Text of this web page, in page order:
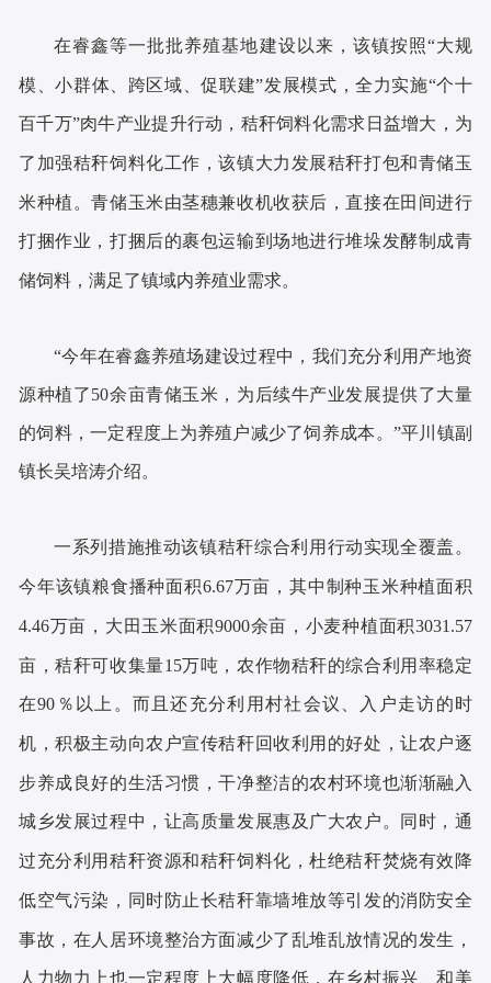
在睿鑫等一批批养殖基地建设以来，该镇按照“大规
模、小群体、跨区域、促联建”发展模式，全力实施“个十
百千万”肉牛产业提升行动，秸秆饲料化需求日益增大，为
了加强秸秆饲料化工作，该镇大力发展秸秆打包和青储玉
米种植。青储玉米由茎穗兼收机收获后，直接在田间进行
打捆作业，打捆后的裹包运输到场地进行堆垛发酵制成青
储饲料，满足了镇域内养殖业需求。
“今年在睿鑫养殖场建设过程中，我们充分利用产地资
源种植了50余亩青储玉米，为后续牛产业发展提供了大量
的饲料，一定程度上为养殖户减少了饲养成本。”平川镇副
镇长吴培涛介绍。
一系列措施推动该镇秸秆综合利用行动实现全覆盖。
今年该镇粮食播种面积6.67万亩，其中制种玉米种植面积
4.46万亩，大田玉米面积9000余亩，小麦种植面积3031.57
亩，秸秆可收集量15万吨，农作物秸秆的综合利用率稳定
在90％以上。而且还充分利用村社会议、入户走访的时
机，积极主动向农户宣传秸秆回收利用的好处，让农户逐
步养成良好的生活习惯，干净整洁的农村环境也渐渐融入
城乡发展过程中，让高质量发展惠及广大农户。同时，通
过充分利用秸秆资源和秸秆饲料化，杜绝秸秆焚烧有效降
低空气污染，同时防止长秸秆靠墙堆放等引发的消防安全
事故，在人居环境整治方面减少了乱堆乱放情况的发生，
人力物力上也一定程度上大幅度降低，在乡村振兴、和美